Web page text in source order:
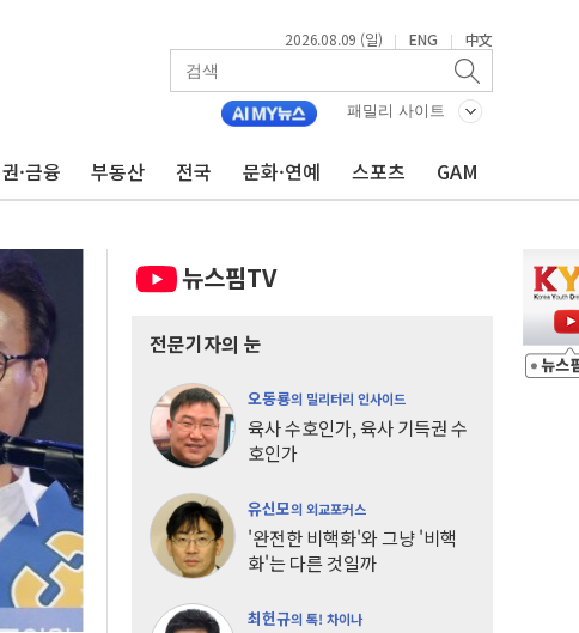
2026.08.09 (일) | ENG | 中文
패밀리 사이트
·금융 부동산 전국 문화·연예 스포츠 GAM
뉴스핌TV
전문기자의 눈
오동룡의 밀리터리 인사이드
육사 수호인가, 육사 기득권 수
호인가
유신모의 외교포커스
'완전한 비핵화'와 그냥 '비핵
화'는 다른 것일까
최헌규의 톡! 차이나